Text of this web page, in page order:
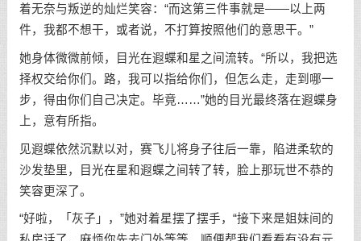
着无奈与叛逆的灿烂笑容：“而这第三件事就是——以上两
件，我都不想干，或者说，不打算按照他们的意思干。”
她身体微微前倾，目光在遐蝶和星之间流转。“所以，我把选
择权交给你们。路，我可以指给你们，但怎么走，走到哪一
步，得由你们自己决定。毕竟……”她的目光最终落在遐蝶身
上，意有所指。
见遐蝶依然沉默以对，赛飞儿将身子往后一靠，陷进柔软的
沙发垫里，目光在星和遐蝶之间转了转，脸上那玩世不恭的
笑容更深了。
“好啦，「灰子」，”她对着星摆了摆手，“接下来是姐妹间的